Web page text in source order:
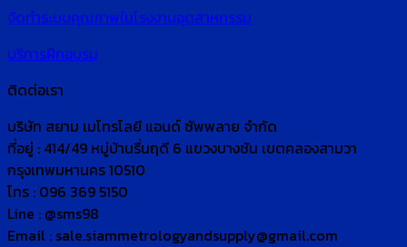
จัดทำระบบคุณภาพในโรงงานอุตสาหกรรม
บริการฝึกอบรม
ติดต่อเรา
บริษัท สยาม เมโทรโลยี แอนด์ ซัพพลาย จำกัด
ที่อยู่ : 414/49 หมู่บ้านรื่นฤดี 6 แขวงบางชัน เขตคลองสามวา
กรุงเทพมหานคร 10510
โทร : 096 369 5150
Line : @sms98
Email : sale.siammetrologyandsupply@gmail.com